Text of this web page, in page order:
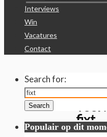
Interviews
Win
Vacatures
Contact
fixt
Search for:
Search
Populair op dit